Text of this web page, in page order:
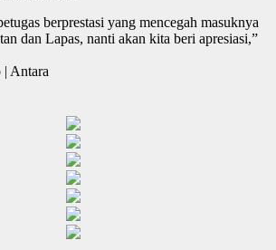
berprestasi yang mencegah masuknya
dan Lapas, nanti akan kita beri apresiasi,”
Antara